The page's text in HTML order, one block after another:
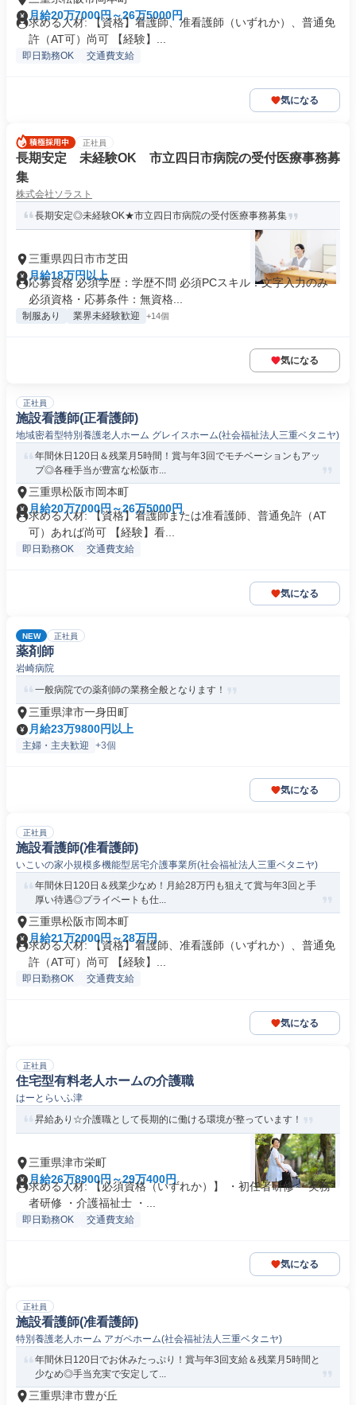
月給20万7000円～26万5000円
求める人材: 【資格】看護師、准看護師（いずれか）、普通免
許（AT可）尚可 【経験】...
即日勤務OK 交通費支給
気になる
正社員
長期安定 未経験OK 市立四日市病院の受付医療事務募
集
株式会社ソラスト
長期安定◎未経験OK★市立四日市病院の受付医療事務募集
三重県四日市市芝田
月給18万円以上
応募資格 必須学歴：学歴不問 必須PCスキル：文字入力のみ
必須資格・応募条件：無資格...
制服あり 業界未経験歓迎 +14個
気になる
正社員
施設看護師(正看護師)
地域密着型特別養護老人ホーム グレイスホーム(社会福祉法人三重ベタニヤ)
年間休日120日＆残業月5時間！賞与年3回でモチベーションもアッ
プ◎各種手当が豊富な松阪市...
三重県松阪市岡本町
月給20万7000円～26万5000円
求める人材: 【資格】看護師または准看護師、普通免許（AT
可）あれば尚可 【経験】看...
即日勤務OK 交通費支給
気になる
NEW 正社員
薬剤師
岩崎病院
一般病院での薬剤師の業務全般となります！
三重県津市一身田町
月給23万9800円以上
主婦・主夫歓迎 +3個
気になる
正社員
施設看護師(准看護師)
いこいの家小規模多機能型居宅介護事業所(社会福祉法人三重ベタニヤ)
年間休日120日＆残業少なめ！月給28万円も狙えて賞与年3回と手
厚い待遇◎プライベートも仕...
三重県松阪市岡本町
月給21万2000円～28万円
求める人材: 【資格】看護師、准看護師（いずれか）、普通免
許（AT可）尚可 【経験】...
即日勤務OK 交通費支給
気になる
正社員
住宅型有料老人ホームの介護職
はーとらいふ津
昇給あり☆介護職として長期的に働ける環境が整っています！
三重県津市栄町
月給26万8900円～29万400円
求める人材: 【必須資格（いずれか）】 ・初任者研修 ・実務
者研修 ・介護福祉士 ・...
即日勤務OK 交通費支給
気になる
正社員
施設看護師(准看護師)
特別養護老人ホーム アガペホーム(社会福祉法人三重ベタニヤ)
年間休日120日でお休みたっぷり！賞与年3回支給＆残業月5時間と
少なめ◎手当充実で安定して...
三重県津市豊が丘